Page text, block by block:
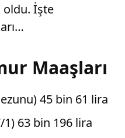
oldu. İşte
Maaşları
45 bin 61 lira
63 bin 196 lira